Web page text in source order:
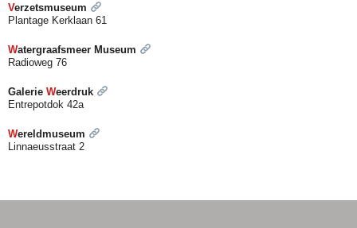
Verzetsmuseum
Plantage Kerklaan 61
Watergraafsmeer Museum
Radioweg 76
Galerie Weerdruk
Entrepotdok 42a
Wereldmuseum
Linnaeusstraat 2